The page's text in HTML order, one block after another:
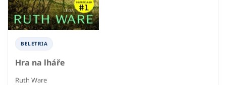
BELETRIA
Hra na lháře
Ruth Ware